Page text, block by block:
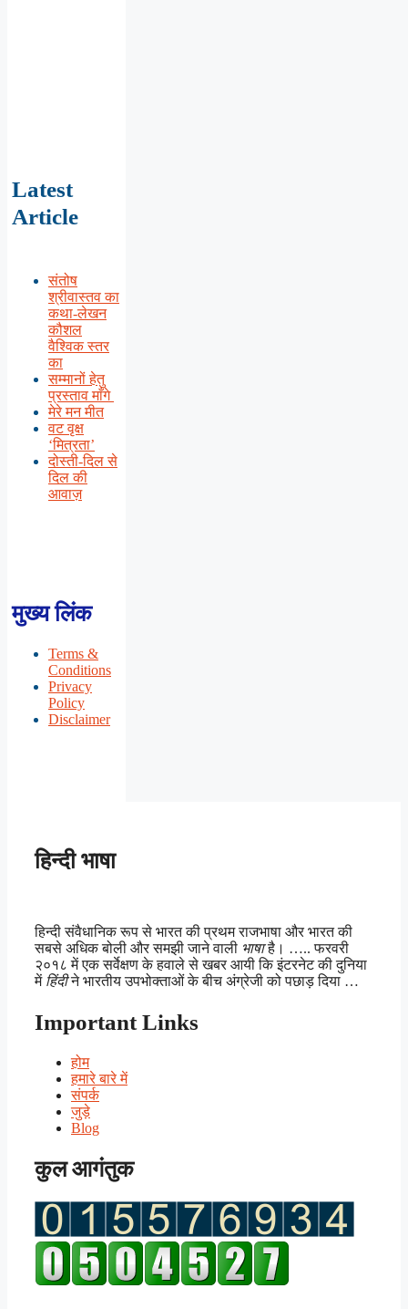
Latest
Article
संतोष
श्रीवास्तव का
कथा-लेखन
कौशल
वैश्विक स्तर
का
सम्मानों हेतु
प्रस्ताव माँगे
मेरे मन मीत
वट वृक्ष
‘मित्रता’
दोस्ती-दिल से
दिल की
आवाज़
मुख्य लिंक
Terms &
Conditions
Privacy
Policy
Disclaimer
हिन्दी भाषा
हिन्दी संवैधानिक रूप से भारत की प्रथम राजभाषा और भारत की
सबसे अधिक बोली और समझी जाने वाली भाषाहै। ….. फरवरी
२०१८ में एक सर्वेक्षण के हवाले से खबर आयी कि इंटरनेट की दुनिया
में हिंदीने भारतीय उपभोक्ताओं के बीच अंग्रेजी को पछाड़ दिया …
Important Links
होम
हमारे बारे में
संपर्क
जुड़े
Blog
कुल आगंतुक